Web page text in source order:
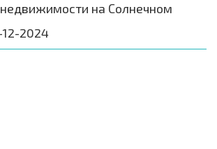
на Солнечном
2024